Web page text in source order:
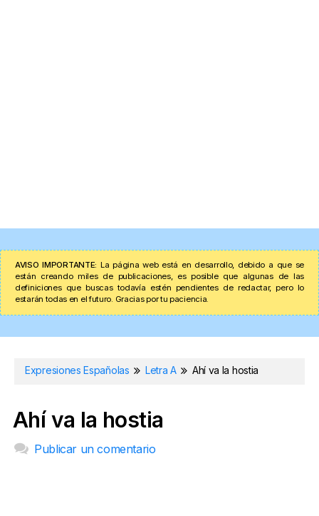
AVISO IMPORTANTE: La página web está en desarrollo, debido a que se
están creando miles de publicaciones, es posible que algunas de las
definiciones que buscas todavía estén pendientes de redactar, pero lo
estarán todas en el futuro. Gracias por tu paciencia.
Expresiones Españolas Letra A Ahí va la hostia
Ahí va la hostia
Publicar un comentario